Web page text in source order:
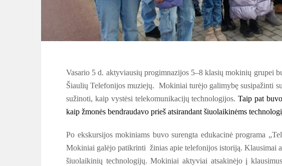
Vasario 5 d. aktyviausių progimnazijos 5–8 klasių mokinių grupei
Šiaulių Telefonijos muziejų. Mokiniai turėjo galimybę susipažinti
sužinoti, kaip vystėsi telekomunikacijų technologijos. Taip pat
kaip žmonės bendraudavo prieš atsirandant šiuolaikinėms
Po ekskursijos mokiniams buvo surengta edukacinė programa
Mokiniai galėjo patikrinti žinias apie telefonijos istoriją. Klausimai
šiuolaikinių technologijų. Mokiniai aktyviai atsakinėjo į